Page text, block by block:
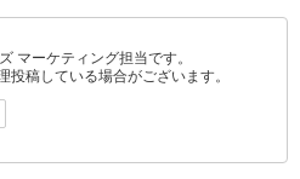
ail p
y
マーケティング担当です。
投稿している場合がございます。